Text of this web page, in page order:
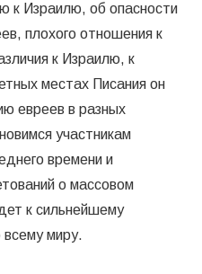
к Израилю, об опасности
плохого отношения к
к Израилю, к
местах Писания он
евреев в разных
участникам
времени и
о массовом
к сильнейшему
миру.